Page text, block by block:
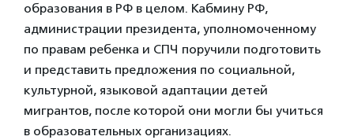
образования в РФ в целом. Кабмину РФ,
администрации президента, уполномоченному
по правам ребенка и СПЧ поручили подготовить
и представить предложения по социальной,
культурной, языковой адаптации детей
мигрантов, после которой они могли бы учиться
в образовательных организациях.